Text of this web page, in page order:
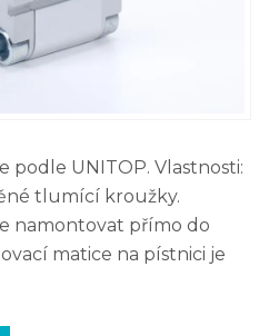
podle UNITOP. Vlastnosti:
tlumící kroužky.
namontovat přímo do
matice na pístnici je